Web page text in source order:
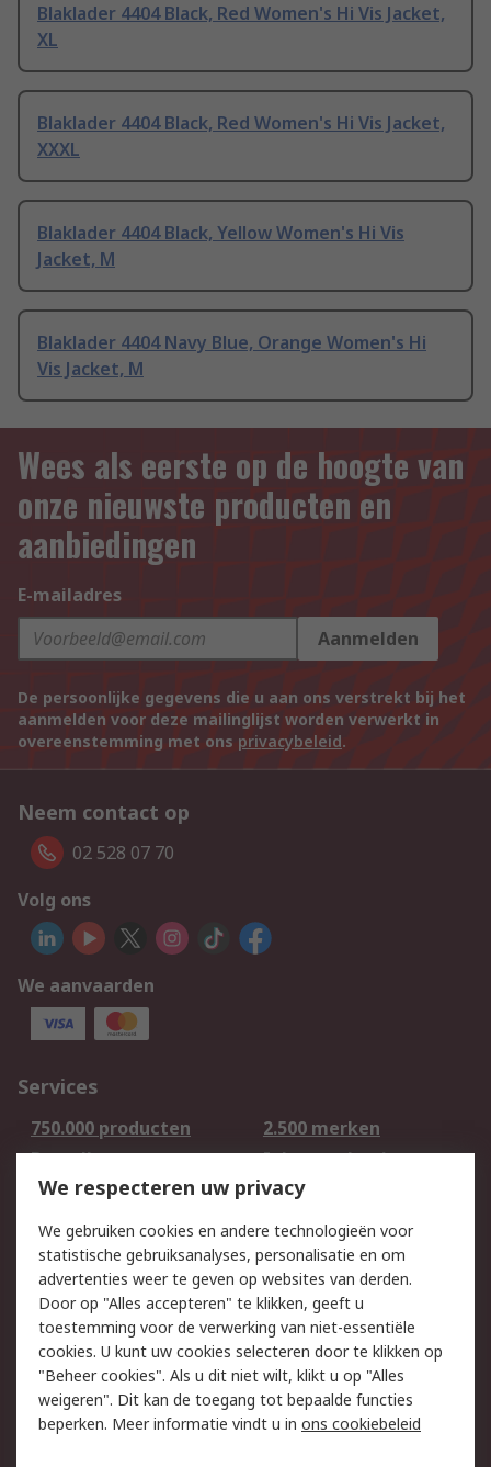
Blaklader 4404 Black, Red Women's Hi Vis Jacket,
XL
Blaklader 4404 Black, Red Women's Hi Vis Jacket,
XXXL
Blaklader 4404 Black, Yellow Women's Hi Vis
Jacket, M
Blaklader 4404 Navy Blue, Orange Women's Hi
Vis Jacket, M
Wees als eerste op de hoogte van
onze nieuwste producten en
aanbiedingen
E-mailadres
Aanmelden
De persoonlijke gegevens die u aan ons verstrekt bij het
aanmelden voor deze mailinglijst worden verwerkt in
overeenstemming met ons privacybeleid.
Neem contact op
02 528 07 70
Volg ons
We aanvaarden
Services
750.000 producten
2.500 merken
Bestellen
Inkoopoplossingen
Retouren
Technisch advies
Track & Trace
Wettelijk
Cookiebeleid
Email veiligheid
Privacybeleid -
Bijgewerkt
Websitevoorwaarden
Algemene
verkoopvoorwaarden
We respecteren uw privacy
We gebruiken cookies en andere technologieën voor
statistische gebruiksanalyses, personalisatie en om
advertenties weer te geven op websites van derden.
Door op "Alles accepteren" te klikken, geeft u
toestemming voor de verwerking van niet-essentiële
cookies. U kunt uw cookies selecteren door te klikken op
"Beheer cookies". Als u dit niet wilt, klikt u op "Alles
weigeren". Dit kan de toegang tot bepaalde functies
beperken. Meer informatie vindt u in ons cookiebeleid